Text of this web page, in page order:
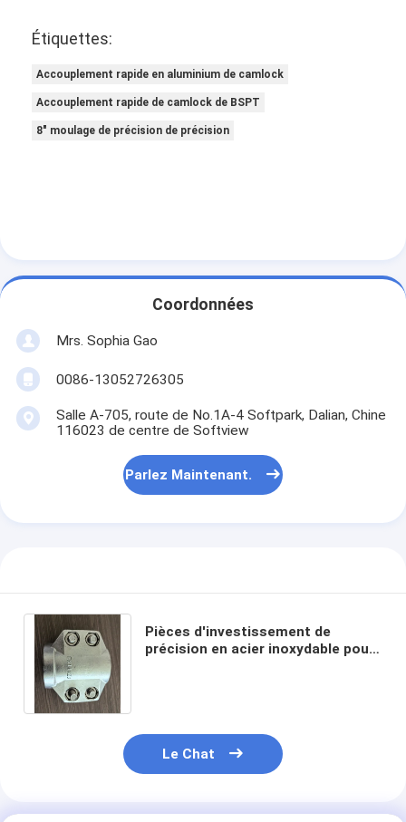
Étiquettes:
Accouplement rapide en aluminium de camlock
Accouplement rapide de camlock de BSPT
8" moulage de précision de précision
Coordonnées
Mrs. Sophia Gao
0086-13052726305
Salle A-705, route de No.1A-4 Softpark, Dalian, Chine
116023 de centre de Softview
Parlez Maintenant.
Pièces d'investissement de
précision en acier inoxydable pour
Le Chat